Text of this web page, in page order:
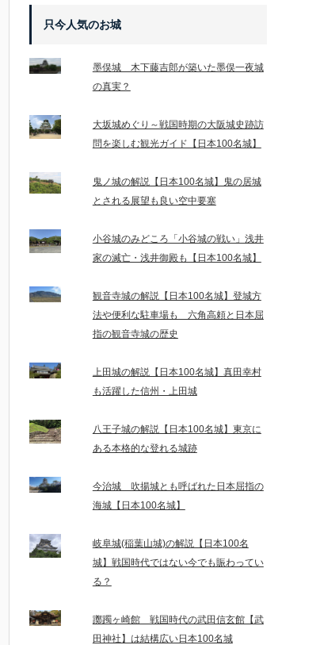
只今人気のお城
墨俣城 木下藤吉郎が築いた墨俣一夜城
の真実？
大坂城めぐり～戦国時期の大阪城史跡訪
問を楽しむ観光ガイド【日本100名城】
鬼ノ城の解説【日本100名城】鬼の居城
とされる展望も良い空中要塞
小谷城のみどころ「小谷城の戦い」浅井
家の滅亡・浅井御殿も【日本100名城】
観音寺城の解説【日本100名城】登城方
法や便利な駐車場も 六角高頼と日本屈
指の観音寺城の歴史
上田城の解説【日本100名城】真田幸村
も活躍した信州・上田城
八王子城の解説【日本100名城】東京に
ある本格的な登れる城跡
今治城 吹揚城とも呼ばれた日本屈指の
海城【日本100名城】
岐阜城(稲葉山城)の解説【日本100名
城】戦国時代ではない今でも賑わってい
る？
躑躅ヶ崎館 戦国時代の武田信玄館【武
田神社】は結構広い日本100名城